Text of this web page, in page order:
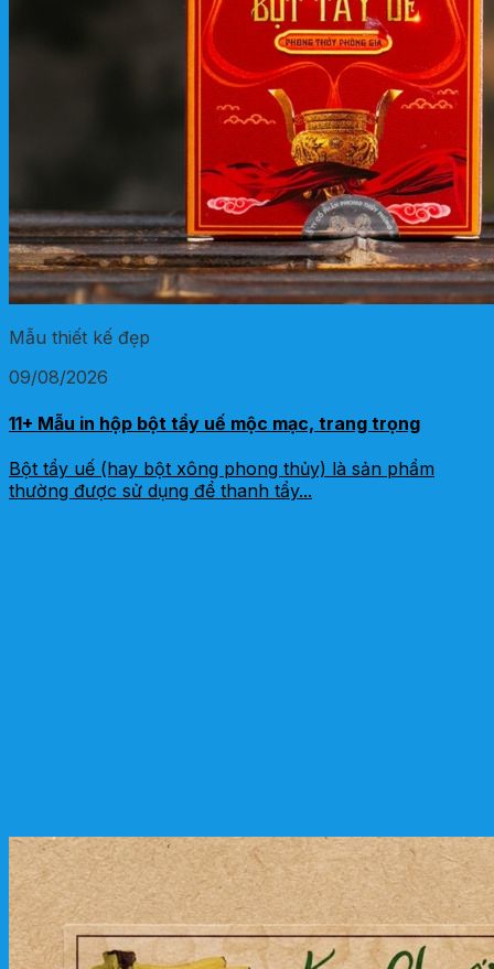
Mẫu thiết kế đẹp
09/08/2026
11+ Mẫu in hộp bột tẩy uế mộc mạc, trang trọng
Bột tẩy uế (hay bột xông phong thủy) là sản phẩm
thường được sử dụng để thanh tẩy...